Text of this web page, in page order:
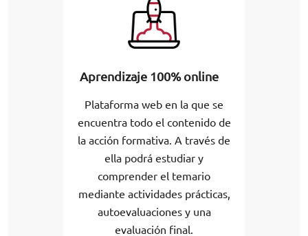
Aprendizaje 100% online
Plataforma web en la que se
encuentra todo el contenido de
la acción formativa. A través de
ella podrá estudiar y
comprender el temario
mediante actividades prácticas,
autoevaluaciones y una
evaluación final.